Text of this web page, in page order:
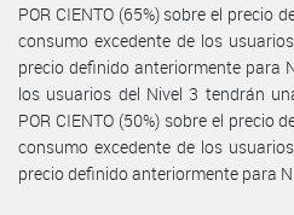
POR CIENTO (65%) sobre el precio
consumo excedente de los
precio definido anteriormente para
los usuarios del Nivel 3 tendrán
POR CIENTO (50%) sobre el precio
consumo excedente de los
precio definido anteriormente para